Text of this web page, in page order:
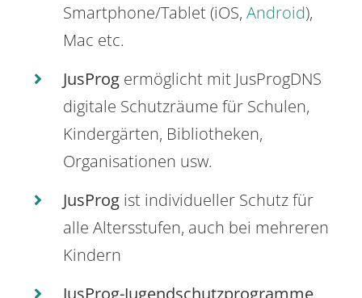
Smartphone/Tablet (iOS, Android),
Mac etc.
JusProg ermöglicht mit JusProgDNS
digitale Schutzräume für Schulen,
Kindergärten, Bibliotheken,
Organisationen usw.
JusProg ist individueller Schutz für
alle Altersstufen, auch bei mehreren
Kindern
JusProg-Jugendschutzprogramme